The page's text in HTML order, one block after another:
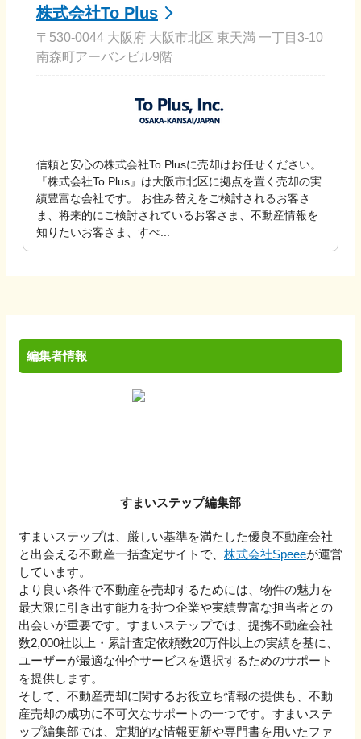
株式会社To Plus
〒530-0044 大阪府 大阪市北区 東天満 一丁目3-10
南森町アーバンビル9階
信頼と安心の株式会社To Plusに売却はお任せください。
『株式会社To Plus』は大阪市北区に拠点を置く売却の実
績豊富な会社です。 お住み替えをご検討されるお客さ
ま、将来的にご検討されているお客さま、不動産情報を
知りたいお客さま、すべ...
編集者情報
すまいステップ編集部
すまいステップは、厳しい基準を満たした優良不動産会社
と出会える不動産一括査定サイトで、 株式会社Speeeが運営
しています。
より良い条件で不動産を売却するためには、物件の魅力を
最大限に引き出す能力を持つ企業や実績豊富な担当者との
出会いが重要です。すまいステップでは、提携不動産会社
数2,000社以上・累計査定依頼数20万件以上の実績を基に、
ユーザーが最適な仲介サービスを選択するためのサポート
を提供します。
そして、不動産売却に関するお役立ち情報の提供も、不動
産売却の成功に不可欠なサポートの一つです。すまいステ
ップ編集部では、定期的な情報更新や専門書を用いたファ